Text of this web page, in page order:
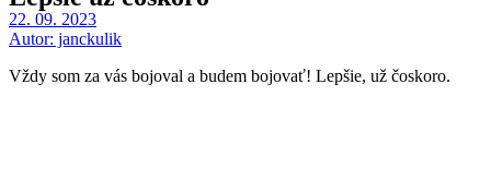
22. 09. 2023
Autor: janckulik
Vždy som za vás bojoval a budem bojovať! Lepšie, už čoskoro.